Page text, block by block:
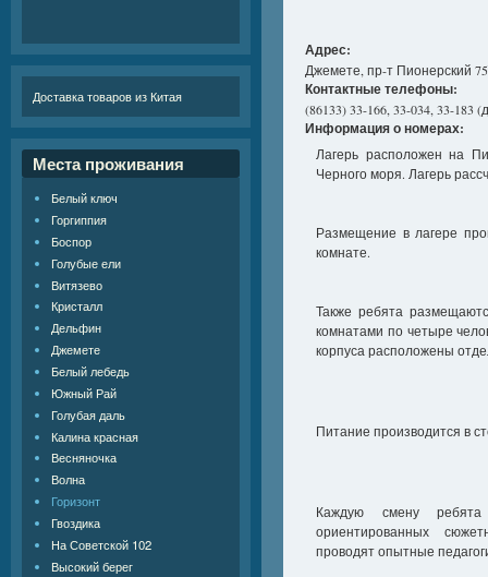
Адрес:
Джемете, пр-т Пионерский 75
Контактные телефоны:
(86133) 33-166, 33-034, 33-183
Информация о номерах:
Лагерь расположен на
Черного моря. Лагерь
Размещение в лагере
комнате.
Также ребята
комнатами по четыре
корпуса расположены
Питание производится в
Каждую смену
ориентированных
проводят опытные
Доставка товаров из Китая
Места проживания
Белый ключ
Горгиппия
Боспор
Голубые ели
Витязево
Кристалл
Дельфин
Джемете
Белый лебедь
Южный Рай
Голубая даль
Калина красная
Весняночка
Волна
Горизонт
Гвоздика
На Советской 102
Высокий берег